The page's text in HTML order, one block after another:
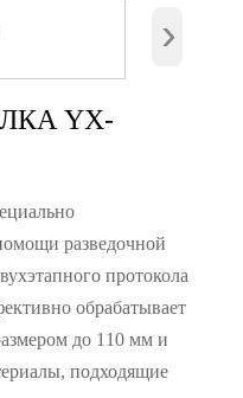
›
YX-
разведочной
протокола
обрабатывает
до 110 мм и
подходящие